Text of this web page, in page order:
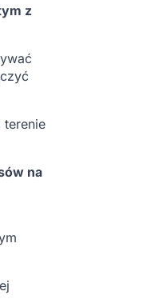
z
terenie
na